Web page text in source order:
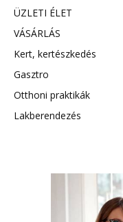
ÜZLETI ÉLET
VÁSÁRLÁS
Kert, kertészkedés
Gasztro
Otthoni praktikák
Lakberendezés